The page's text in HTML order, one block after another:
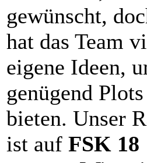
gewünscht,
hat das Team
eigene Ideen,
genügend
bieten. Unser
ist auf FSK 18